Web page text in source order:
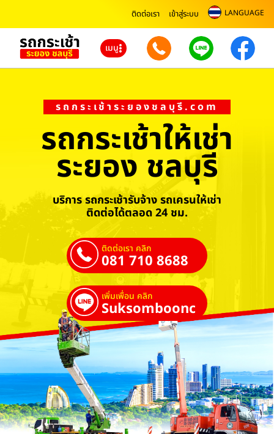
ติดต่อเรา เข้าสู่ระบบ LANGUAGE
เมนู
รถกระเช้าระยองชลบุรี.com
รถกระเช้าให้เช่า
ระยอง ชลบุรี
บริการ รถกระเช้ารับจ้าง รถเครนให้เช่า
ติดต่อได้ตลอด 24 ชม.
ติดต่อเรา คลิก
081 710 8688
เพิ่มเพื่อน คลิก
Suksombooncrane